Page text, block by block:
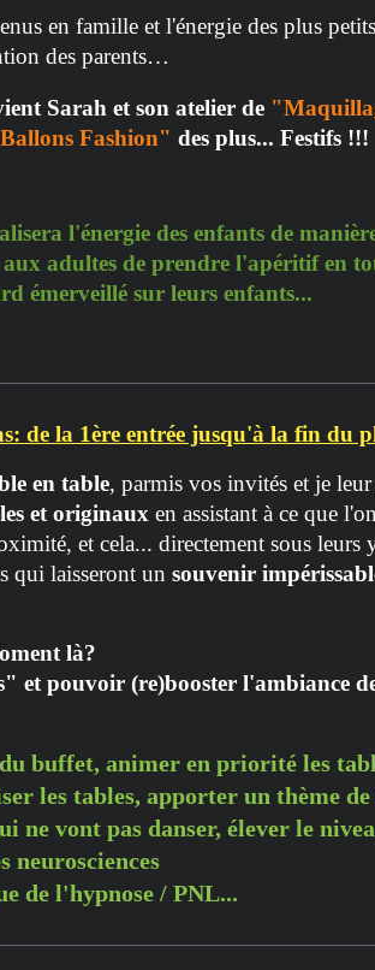
en famille et l'énergie des plus
des parents…
Sarah et son atelier de
Fashion" des plus... Festifs !!!
l'énergie des enfants de
adultes de prendre l'apéritif en
émerveillé sur leurs enfants...
de la 1ère entrée jusqu'à la fin du
en table, parmis vos invités et je
et originaux en assistant à ce que
et cela... directement sous leurs
qui laisseront un souvenir
là?
et pouvoir (re)booster l'ambiance
buffet, animer en priorité les
les tables, apporter un thème
ne vont pas danser, élever le
neurosciences
/ PNL...